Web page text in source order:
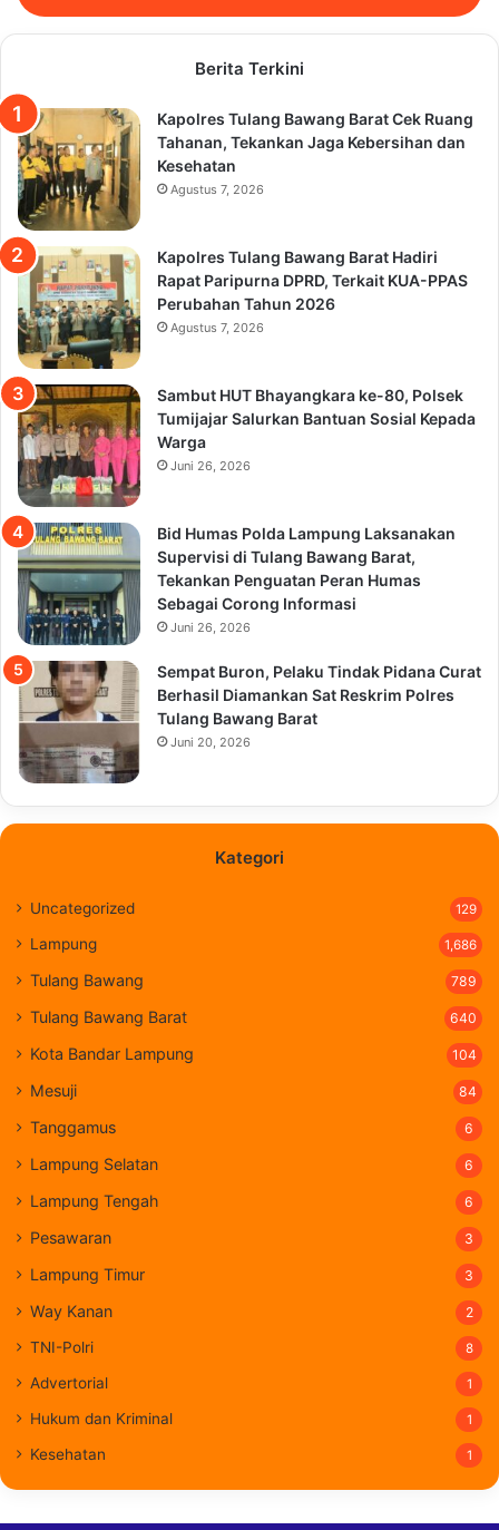
Berita Terkini
Kapolres Tulang Bawang Barat Cek Ruang
Tahanan, Tekankan Jaga Kebersihan dan
Kesehatan
Agustus 7, 2026
Kapolres Tulang Bawang Barat Hadiri
Rapat Paripurna DPRD, Terkait KUA-PPAS
Perubahan Tahun 2026
Agustus 7, 2026
Sambut HUT Bhayangkara ke-80, Polsek
Tumijajar Salurkan Bantuan Sosial Kepada
Warga
Juni 26, 2026
Bid Humas Polda Lampung Laksanakan
Supervisi di Tulang Bawang Barat,
Tekankan Penguatan Peran Humas
Sebagai Corong Informasi
Juni 26, 2026
Sempat Buron, Pelaku Tindak Pidana Curat
Berhasil Diamankan Sat Reskrim Polres
Tulang Bawang Barat
Juni 20, 2026
Kategori
Uncategorized 129
Lampung 1,686
Tulang Bawang 789
Tulang Bawang Barat 640
Kota Bandar Lampung 104
Mesuji 84
Tanggamus 6
Lampung Selatan 6
Lampung Tengah 6
Pesawaran 3
Lampung Timur 3
Way Kanan 2
TNI-Polri 8
Advertorial 1
Hukum dan Kriminal 1
Kesehatan 1